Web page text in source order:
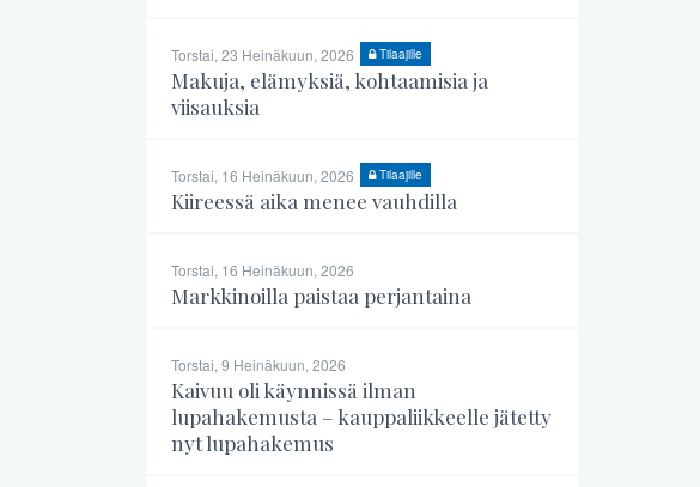
Torstai, 23 Heinäkuun, 2026 Tilaajille
Makuja, elämyksiä, kohtaamisia ja
viisauksia
Torstai, 16 Heinäkuun, 2026 Tilaajille
Kiireessä aika menee vauhdilla
Torstai, 16 Heinäkuun, 2026
Markkinoilla paistaa perjantaina
Torstai, 9 Heinäkuun, 2026
Kaivuu oli käynnissä ilman
lupahakemusta – kauppaliikkeelle jätetty
nyt lupahakemus